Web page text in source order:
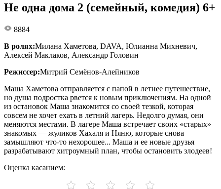
Не одна дома 2 (семейный, комедия) 6+
8884
В ролях:Милана Хаметова, DAVA, Юлианна Михневич,
Алексей Маклаков, Александр Головин
Режиссер:Митрий Семёнов-Алейников
Маша Хаметова отправляется с папой в летнее путешествие,
но душа подростка рвется к новым приключениям. На одной
из остановок Маша знакомится со своей тезкой, которая
совсем не хочет ехать в летний лагерь. Недолго думая, они
меняются местами. В лагере Маша встречает своих «старых»
знакомых — жуликов Хахаля и Няню, которые снова
замышляют что-то нехорошее... Маша и ее новые друзья
разрабатывают хитроумный план, чтобы остановить злодеев!
Оценка касанием: